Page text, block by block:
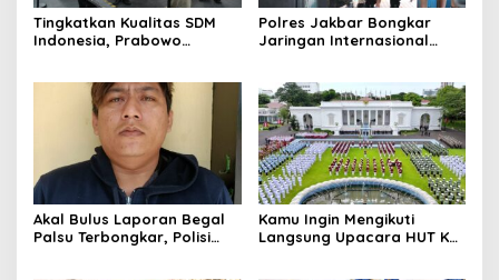
Tingkatkan Kualitas SDM
Indonesia, Prabowo
Terbaik Dunia
Polres Jakbar Bongkar
Jaringan Internasional
Diringkus dan Barang Bukti
1,1 Ton Rp119 Miliar
Dimusnahkan
Akal Bulus Laporan Begal
Palsu Terbongkar, Polisi
Kamu Ingin Mengikuti
Langsung Upacara HUT Ke-